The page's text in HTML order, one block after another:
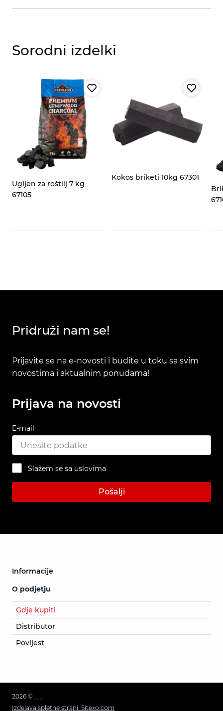
Sorodni izdelki
Ugljen za roštilj 7 kg
67105
Kokos briketi 10kg 67301
Pridruži nam se!
Prijavite se na e-novosti i budite u toku sa svim
novostima i aktualnim ponudama!
Prijava na novosti
E-mail
Slažem se sa uslovima
Pošalji
Informacije
O podjetju
Gdje kupiti
Distributor
Povijest
2026 © , , , .
Izdelava spletne strani: Sitexo.com